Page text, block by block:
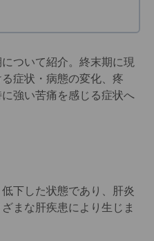
ついて紹介。終末期に現
症状・病態の変化、疼
強い苦痛を感じる症状へ
下した状態であり、肝炎
まな肝疾患により生じま